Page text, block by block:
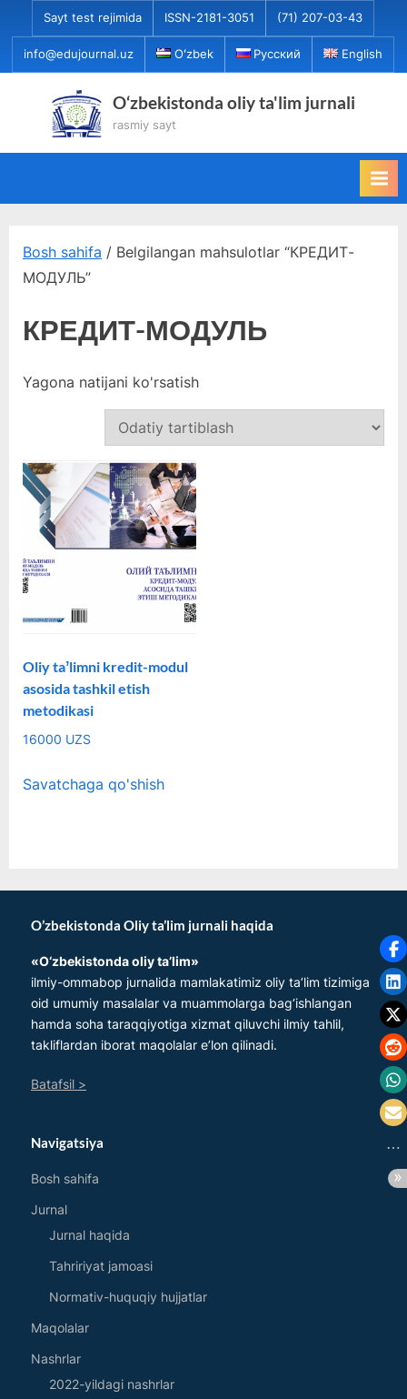
to
content
Sayt test rejimida ISSN-2181-3051 (71) 207-03-43
info@edujournal.uz Oʻzbek Русский English
O‘zbekistonda oliy ta'lim jurnali
rasmiy sayt
Bosh sahifa / Belgilangan mahsulotlar “КРЕДИТ-
МОДУЛЬ”
КРЕДИТ-МОДУЛЬ
Yagona natijani ko'rsatish
Oliy taʼlimni kredit-modul
asosida tashkil etish
metodikasi
16000 UZS
Savatchaga qo'shish
O’zbekistonda Oliy ta’lim jurnali haqida
«O‘zbеkistonda oliy ta’lim»
ilmiy-ommabop jurnalida mamlakatimiz oliy ta’lim tizimiga
oid umumiy masalalar va muammolarga bag‘ishlangan
hamda soha taraqqiyotiga xizmat qiluvchi ilmiy tahlil,
takliflardan iborat maqolalar e’lon qilinadi.
Batafsil >
Navigatsiya
Bosh sahifa
Jurnal
Jurnal haqida
Tahririyat jamoasi
Normativ-huquqiy hujjatlar
Maqolalar
Nashrlar
2022-yildagi nashrlar